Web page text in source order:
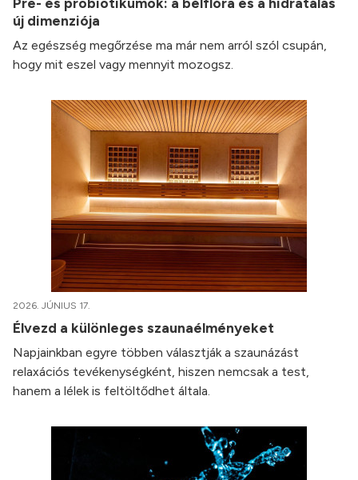
új dimenziója
Az egészség megőrzése ma már nem arról szól csupán,
hogy mit eszel vagy mennyit mozogsz.
2026. JÚNIUS 17.
Élvezd a különleges szaunaélményeket
Napjainkban egyre többen választják a szaunázást
relaxációs tevékenységként, hiszen nemcsak a test,
hanem a lélek is feltöltődhet általa.